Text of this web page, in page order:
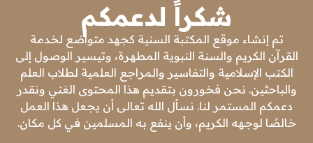
شكراً لدعمكم
تم إنشاء موقع المكتبة السنية كجهد متواضع لخدمة
القرآن الكريم والسنة النبوية المطهرة، وتيسير الوصول إلى
الكتب الإسلامية والتفاسير والمراجع العلمية لطلاب العلم
والباحثين. نحن فخورون بتقديم هذا المحتوى الغني ونقدر
دعمكم المستمر لنا. نسأل الله تعالى أن يجعل هذا العمل
خالصًا لوجهه الكريم، وأن ينفع به المسلمين في كل مكان.